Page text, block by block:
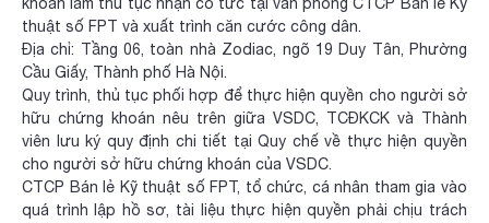
thuật số FPT và xuất trình căn cước công dân.
Địa chỉ: Tầng 06, toàn nhà Zodiac, ngõ 19 Duy Tân, Phường
Cầu Giấy, Thành phố Hà Nội.
Quy trình, thủ tục phối hợp để thực hiện quyền cho người sở
hữu chứng khoán nêu trên giữa VSDC, TCĐKCK và Thành
viên lưu ký quy định chi tiết tại Quy chế về thực hiện quyền
cho người sở hữu chứng khoán của VSDC.
CTCP Bán lẻ Kỹ thuật số FPT, tổ chức, cá nhân tham gia vào
quá trình lập hồ sơ, tài liệu thực hiện quyền phải chịu trách